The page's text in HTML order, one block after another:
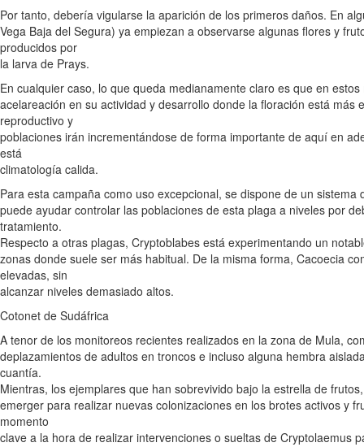
Por tanto, debería vigularse la aparición de los primeros daños. En
Vega Baja del Segura) ya empiezan a observarse algunas flores y
producidos por
la larva de Prays.
En cualquier caso, lo que queda medianamente claro es que en
acelareación en su actividad y desarrollo donde la floración está más
reproductivo y
poblaciones irán incrementándose de forma importante de aquí en
está
climatología calida.
Para esta campaña como uso excepcional, se dispone de un
puede ayudar controlar las poblaciones de esta plaga a niveles por
tratamiento.
Respecto a otras plagas, Cryptoblabes está experimentando un
zonas donde suele ser más habitual. De la misma forma, Cacoecia
elevadas, sin
alcanzar niveles demasiado altos.
Cotonet de Sudáfrica
A tenor de los monitoreos recientes realizados en la zona de Mula,
deplazamientos de adultos en troncos e incluso alguna hembra
cuantía.
Mientras, los ejemplares que han sobrevivido bajo la estrella de
emerger para realizar nuevas colonizaciones en los brotes activos y
momento
clave a la hora de realizar intervenciones o sueltas de Cryptolaemus